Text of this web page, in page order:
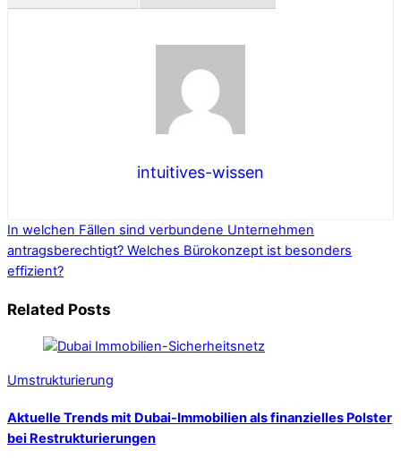
intuitives-wissen
In welchen Fällen sind verbundene Unternehmen
antragsberechtigt? Welches Bürokonzept ist besonders
effizient?
Related Posts
Umstrukturierung
Aktuelle Trends mit Dubai-Immobilien als finanzielles Polster
bei Restrukturierungen